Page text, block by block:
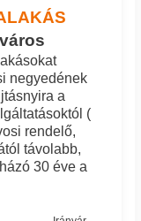
negyedének
a
(
rendelő,
távolabb,
30 éve a